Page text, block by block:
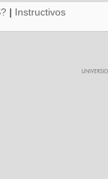
| Instructivos